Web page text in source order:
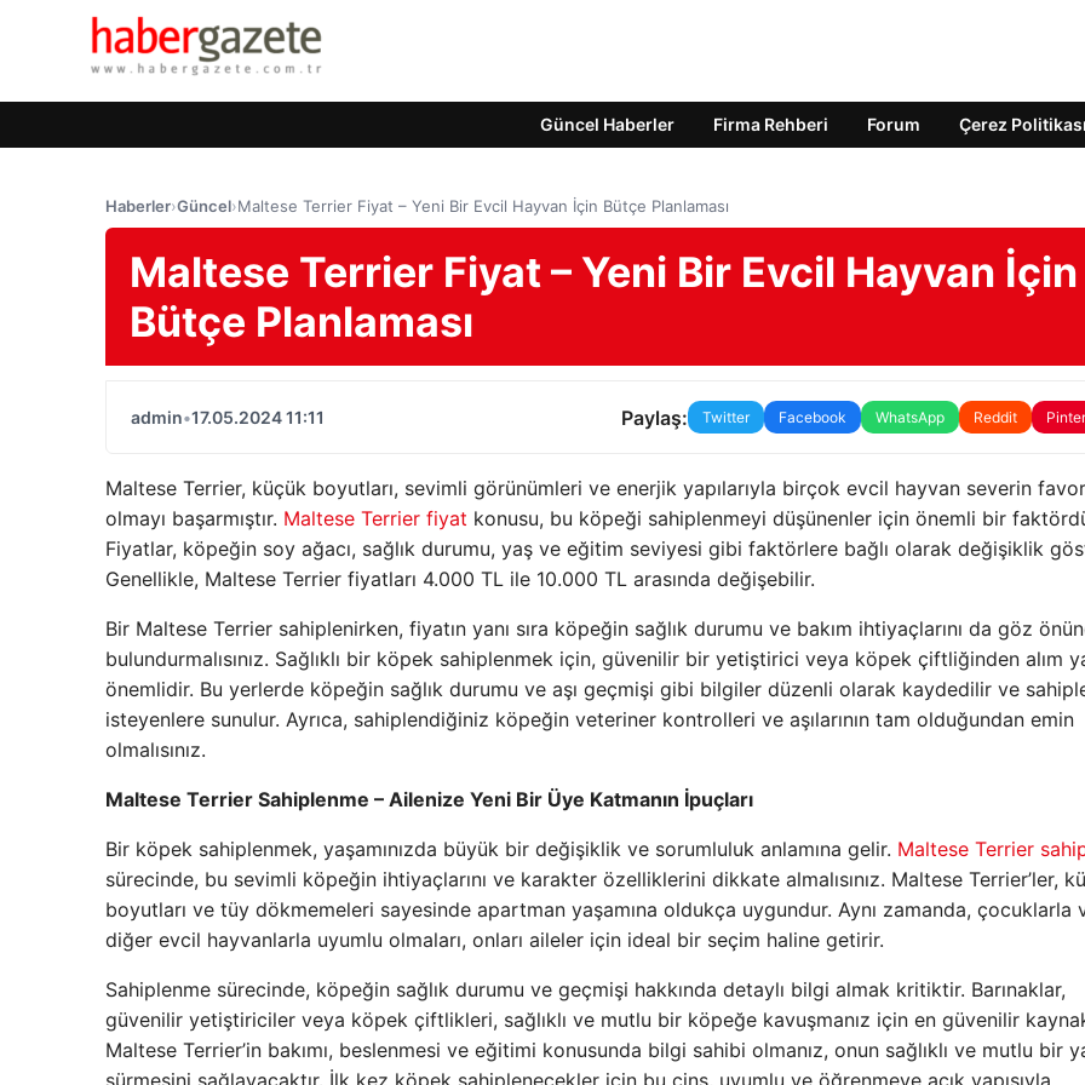
Güncel Haberler Firma Rehberi Forum Çerez Politikası
Haberler›Güncel›Maltese Terrier Fiyat – Yeni Bir Evcil Hayvan İçin Bütçe Planlaması
Maltese Terrier Fiyat – Yeni Bir Evcil Hayvan İçin
Bütçe Planlaması
admin•17.05.2024 11:11 Paylaş: Twitter Facebook WhatsApp Reddit
Maltese Terrier, küçük boyutları, sevimli görünümleri ve enerjik yapılarıyla birçok evcil hayvan severin
olmayı başarmıştır. Maltese Terrier fiyat konusu, bu köpeği sahiplenmeyi düşünenler için önemli bir
Fiyatlar, köpeğin soy ağacı, sağlık durumu, yaş ve eğitim seviyesi gibi faktörlere bağlı olarak değişiklik
Genellikle, Maltese Terrier fiyatları 4.000 TL ile 10.000 TL arasında değişebilir.
Bir Maltese Terrier sahiplenirken, fiyatın yanı sıra köpeğin sağlık durumu ve bakım ihtiyaçlarını da göz
bulundurmalısınız. Sağlıklı bir köpek sahiplenmek için, güvenilir bir yetiştirici veya köpek çiftliğinden alım
önemlidir. Bu yerlerde köpeğin sağlık durumu ve aşı geçmişi gibi bilgiler düzenli olarak kaydedilir ve
isteyenlere sunulur. Ayrıca, sahiplendiğiniz köpeğin veteriner kontrolleri ve aşılarının tam olduğundan emin
olmalısınız.
Maltese Terrier Sahiplenme – Ailenize Yeni Bir Üye Katmanın İpuçları
Bir köpek sahiplenmek, yaşamınızda büyük bir değişiklik ve sorumluluk anlamına gelir. Maltese Terrier
sürecinde, bu sevimli köpeğin ihtiyaçlarını ve karakter özelliklerini dikkate almalısınız. Maltese Terrier’ler,
boyutları ve tüy dökmemeleri sayesinde apartman yaşamına oldukça uygundur. Aynı zamanda, çocuklarla
diğer evcil hayvanlarla uyumlu olmaları, onları aileler için ideal bir seçim haline getirir.
Sahiplenme sürecinde, köpeğin sağlık durumu ve geçmişi hakkında detaylı bilgi almak kritiktir. Barınaklar,
güvenilir yetiştiriciler veya köpek çiftlikleri, sağlıklı ve mutlu bir köpeğe kavuşmanız için en güvenilir
Maltese Terrier’in bakımı, beslenmesi ve eğitimi konusunda bilgi sahibi olmanız, onun sağlıklı ve mutlu bir
sürmesini sağlayacaktır. İlk kez köpek sahiplenecekler için bu cins, uyumlu ve öğrenmeye açık yapısıyla